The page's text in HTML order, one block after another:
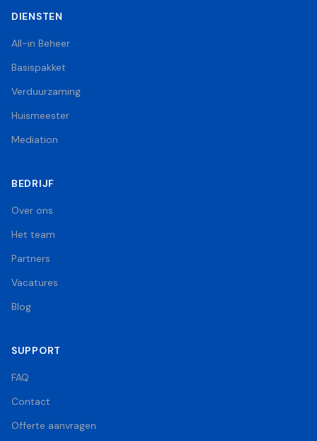
DIENSTEN
All-in Beheer
Basispakket
Verduurzaming
Huismeester
Mediation
BEDRIJF
Over ons
Het team
Partners
Vacatures
Blog
SUPPORT
FAQ
Contact
Offerte aanvragen